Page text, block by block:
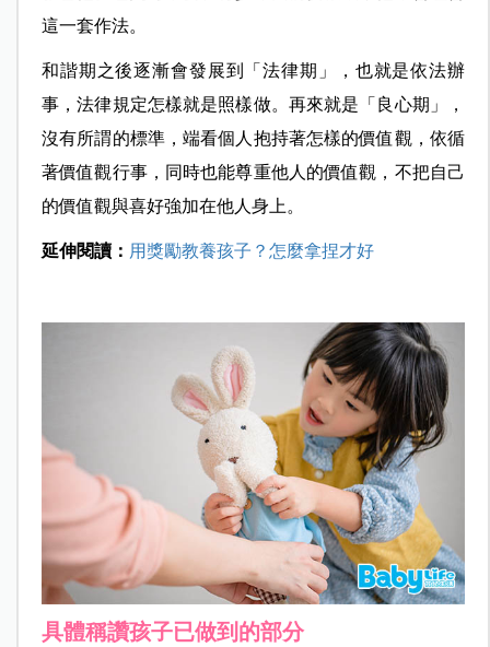
這一套作法。
和諧期之後逐漸會發展到「法律期」，也就是依法辦
事，法律規定怎樣就是照樣做。再來就是「良心期」，
沒有所謂的標準，端看個人抱持著怎樣的價值觀，依循
著價值觀行事，同時也能尊重他人的價值觀，不把自己
的價值觀與喜好強加在他人身上。
延伸閱讀： 用獎勵教養孩子？怎麼拿捏才好
具體稱讚孩子已做到的部分